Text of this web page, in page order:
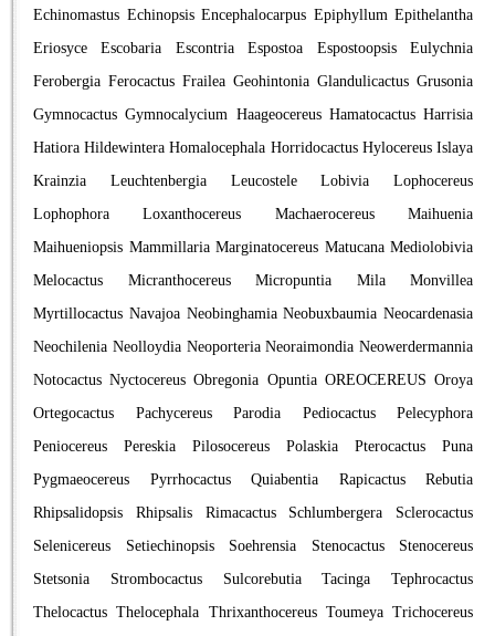
Echinomastus Echinopsis Encephalocarpus Epiphyllum Epithelantha
Eriosyce
Escobaria Escontria Espostoa Espostoopsis
Eulychnia
Ferobergia Ferocactus Frailea Geohintonia Glandulicactus Grusonia
Gymnocactus Gymnocalycium Haageocereus Hamatocactus Harrisia
Hatiora Hildewintera Homalocephala Horridocactus Hylocereus Islaya
Krainzia
Leuchtenbergia Leucostele Lobivia
Lophocereus
Lophophora
Loxanthocereus Machaerocereus
Maihuenia
Maihueniopsis Mammillaria Marginatocereus Matucana Mediolobivia
Melocactus
Micranthocereus Micropuntia Mila
Monvillea
Myrtillocactus Navajoa Neobinghamia Neobuxbaumia Neocardenasia
Neochilenia Neolloydia Neoporteria Neoraimondia Neowerdermannia
Notocactus Nyctocereus Obregonia Opuntia OREOCEREUS Oroya
Ortegocactus
Pachycereus Parodia Pediocactus
Pelecyphora
Peniocereus
Pereskia Pilosocereus Polaskia Pterocactus
Puna
Pygmaeocereus
Pyrrhocactus Quiabentia Rapicactus
Rebutia
Rhipsalidopsis
Rhipsalis Rimacactus Schlumbergera
Sclerocactus
Selenicereus
Setiechinopsis Soehrensia Stenocactus
Stenocereus
Stetsonia
Strombocactus Sulcorebutia Tacinga
Tephrocactus
Thelocactus Thelocephala Thrixanthocereus Toumeya Trichocereus